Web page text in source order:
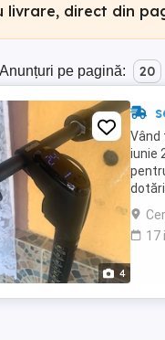
livrare, direct din
Anunțuri pe pagină: 20
4
Vând
iunie
17